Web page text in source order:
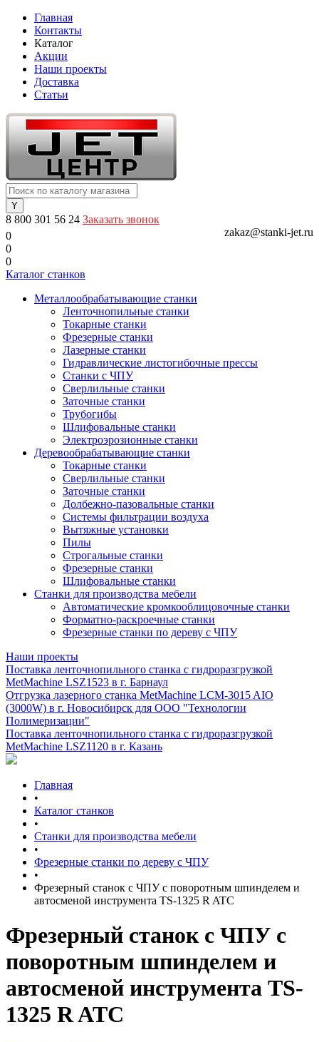
Главная
Контакты
Каталог
Акции
Наши проекты
Доставка
Статьи
8 800 301 56 24 Заказать звонок
zakaz@stanki-jet.ru
0
0
0
Каталог станков
Металлообрабатывающие станки
Ленточнопильные станки
Токарные станки
Фрезерные станки
Лазерные станки
Гидравлические листогибочные прессы
Станки с ЧПУ
Сверлильные станки
Заточные станки
Трубогибы
Шлифовальные станки
Электроэрозионные станки
Деревообрабатывающие станки
Токарные станки
Сверлильные станки
Заточные станки
Долбежно-пазовальные станки
Системы фильтрации воздуха
Вытяжные установки
Пилы
Строгальные станки
Фрезерные станки
Шлифовальные станки
Станки для производства мебели
Автоматические кромкооблицовочные станки
Форматно-раскроечные станки
Фрезерные станки по дереву с ЧПУ
Наши проекты
Поставка ленточнопильного станка c гидроразгрузкой
MetMachine LSZ1523 в г. Барнаул
Отгрузка лазерного станка MetMachine LCM-3015 AIO
(3000W) в г. Новосибирск для ООО "Технологии
Полимеризации"
Поставка ленточнопильного станка c гидроразгрузкой
MetMachine LSZ1120 в г. Казань
Главная
•
Каталог станков
•
Станки для производства мебели
•
Фрезерные станки по дереву с ЧПУ
•
Фрезерный станок с ЧПУ с поворотным шпинделем и
автосменой инструмента TS-1325 R ATC
Фрезерный станок с ЧПУ с
поворотным шпинделем и
автосменой инструмента TS-
1325 R ATC